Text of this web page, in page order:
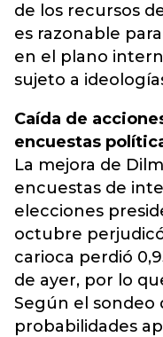
de los recursos
es razonable
en el plano
sujeto a
Caída de
encuestas
La mejora de
encuestas de
elecciones
octubre
carioca perdió
de ayer, por lo
Según el sondeo
probabilidades